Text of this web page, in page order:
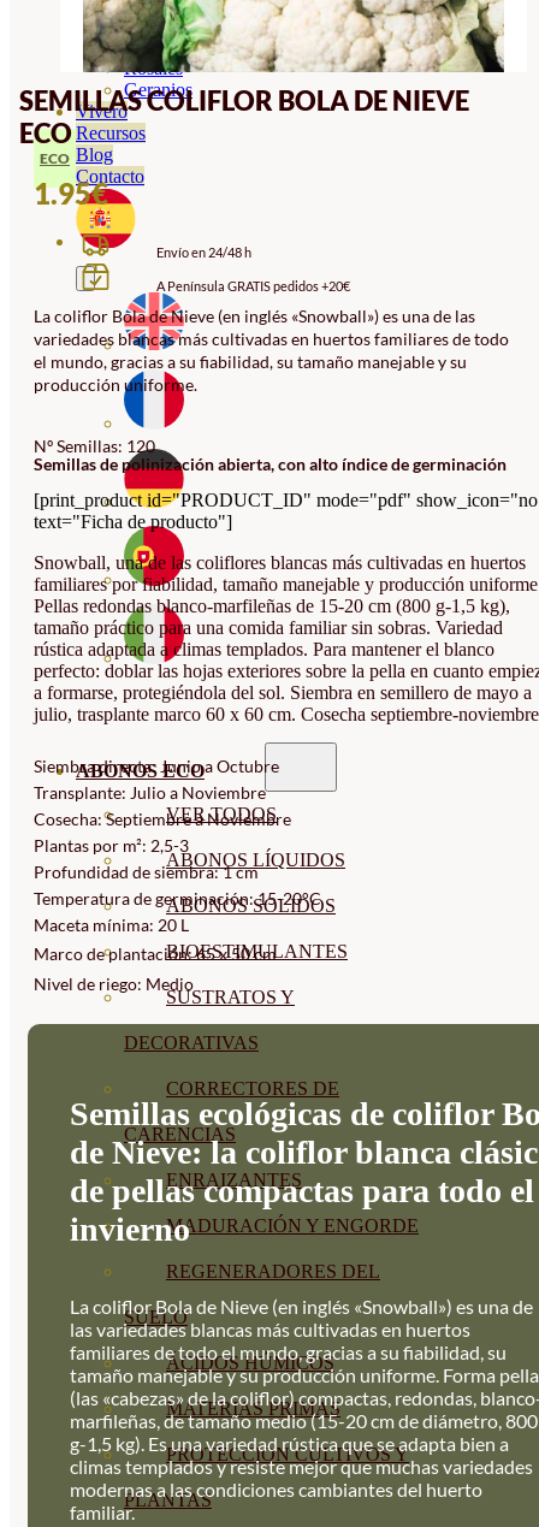
Ornamentales
Hortensias
Rosales
Geranios
Vivero
Recursos
Blog
Contacto
ABONOS ECO
VER TODOS
ABONOS LÍQUIDOS
ABONOS SOLIDOS
BIOESTIMULANTES
SUSTRATOS Y
DECORATIVAS
CORRECTORES DE
CARENCIAS
ENRAIZANTES
MADURACIÓN Y ENGORDE
REGENERADORES DEL
SUELO
ÁCIDOS HÚMICOS
MATERIAS PRIMAS
PROTECCIÓN CULTIVOS Y
PLANTAS
SEMILLAS COLIFLOR BOLA DE NIEVE
ECO
ECO
1.95€
Envío en 24/48 h
A Península GRATIS pedidos +20€
La coliflor Bola de Nieve (en inglés «Snowball») es una de las
variedades blancas más cultivadas en huertos familiares de todo
el mundo, gracias a su fiabilidad, su tamaño manejable y su
producción uniforme.
Nº Semillas: 120
Semillas de polinización abierta, con alto índice de germinación
[print_product id="PRODUCT_ID" mode="pdf"
text="Ficha de producto"]
Snowball, una de las coliflores blancas más cultivadas en huertos
familiares por fiabilidad, tamaño manejable y producción
Pellas redondas blanco-marfileñas de 15-20 cm (800 g-1,5 kg),
tamaño práctico para una comida familiar sin sobras. Variedad
rústica adaptada a climas templados. Para mantener el blanco
perfecto: doblar las hojas exteriores sobre la pella en cuanto
a formarse, protegiéndola del sol. Siembra en semillero de mayo a
julio, trasplante marco 60 x 60 cm. Cosecha septiembre-
Siembra directa: Junio a Octubre
Transplante: Julio a Noviembre
Cosecha: Septiembre a Noviembre
Plantas por m²: 2,5-3
Profundidad de siembra: 1 cm
Temperatura de germinación: 15-20°C
Maceta mínima: 20 L
Marco de plantación: 65 x 50 cm
Nivel de riego: Medio
Semillas ecológicas de coliflor
de Nieve: la coliflor blanca
de pellas compactas para todo el
invierno
La coliflor Bola de Nieve (en inglés «Snowball») es una de
las variedades blancas más cultivadas en huertos
familiares de todo el mundo, gracias a su fiabilidad, su
tamaño manejable y su producción uniforme. Forma
(las «cabezas» de la coliflor) compactas, redondas,
marfileñas, de tamaño medio (15-20 cm de diámetro, 800
g-1,5 kg). Es una variedad rústica que se adapta bien a
climas templados y resiste mejor que muchas variedades
modernas a las condiciones cambiantes del huerto
familiar.